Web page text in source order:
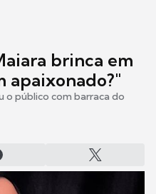
brinca em
apaixonado?"
o público com barraca do